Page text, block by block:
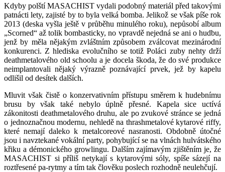
Kdyby polští MASACHIST vydali podobný materiál před takovými
patnácti lety, zajisté by to byla velká bomba. Jelikož se však píše rok
2013 (deska vyšla ještě v průběhu minulého roku), nepůsobí album
„Scorned“ až tolik bombasticky, no vpravdě nejedná se ani o hudbu,
jenž by měla nějakým zvláštním způsobem zválcovat mezinárodní
konkurenci. Z hlediska evolučního se totiž Poláci zuby nehty drží
deathmetalového old schoolu a je docela škoda, že do své produkce
neimplantovali nějaký výrazně poznávající prvek, jež by kapelu
odlišil od desítek dalších.
Mluvit však čistě o konzervativním přístupu směrem k hudebnímu
brusu by však také nebylo úplně přesné. Kapela sice uctívá
zákonitosti deathmetalového druhu, ale po zvukové stránce se jedná
o jednoznačnou modernu, nehledě na thrashmetalové kytarové riffy,
které nemají daleko k metalcoreové nasranosti. Obdobně útočné
jsou i navztekané vokální party, pohybující se na vlnách hulvátského
křiku a démonického growlingu. Dalším zajímavým zjištěním je, že
MASACHIST si příliš netykají s kytarovými sóly, spíše sázejí na
roztřesené pa-rytmy a tím tak člověku poslech rozhodně neulehčují.